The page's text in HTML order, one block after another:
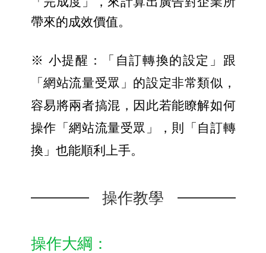
帶來的成效價值。
※ 小提醒：「自訂轉換的設定」跟
「網站流量受眾」的設定非常類似，
容易將兩者搞混，因此若能瞭解如何
操作「網站流量受眾」，則「自訂轉
換」也能順利上手。
操作教學
操作大綱：